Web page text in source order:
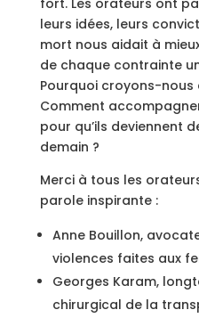
fort. Les orateurs ont
leurs idées, leurs
mort nous aidait à
de chaque contrainte
Pourquoi croyons-nous
Comment
pour qu’ils deviennent
demain ?
Merci à tous les
parole inspirante :
Anne Bouillon,
violences faites aux
Georges Karam,
chirurgical de la